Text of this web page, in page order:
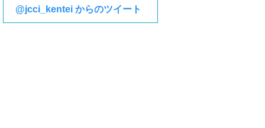
@jcci_kentei からのツイート